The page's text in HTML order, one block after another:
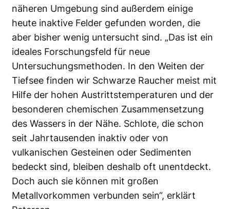
näheren Umgebung sind außerdem einige
heute inaktive Felder gefunden worden, die
aber bisher wenig untersucht sind. „Das ist ein
ideales Forschungsfeld für neue
Untersuchungsmethoden. In den Weiten der
Tiefsee finden wir Schwarze Raucher meist mit
Hilfe der hohen Austrittstemperaturen und der
besonderen chemischen Zusammensetzung
des Wassers in der Nähe. Schlote, die schon
seit Jahrtausenden inaktiv oder von
vulkanischen Gesteinen oder Sedimenten
bedeckt sind, bleiben deshalb oft unentdeckt.
Doch auch sie können mit großen
Metallvorkommen verbunden sein“, erklärt